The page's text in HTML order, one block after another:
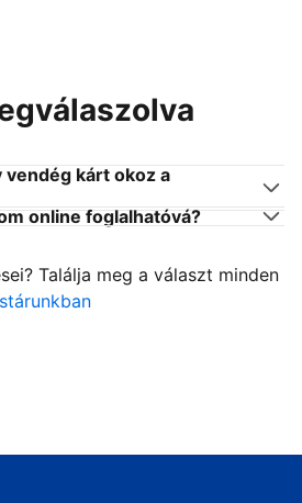
vendég kárt okoz a
online foglalhatóvá?
Találja meg a választ minden